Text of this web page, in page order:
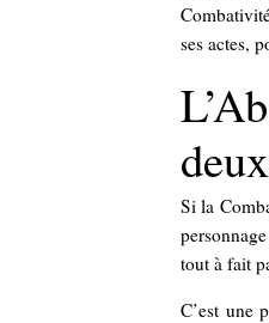
ses actes,
Si la
tout à fait
C’est une